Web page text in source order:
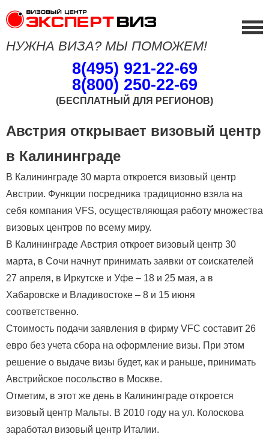
НУЖНА ВИЗА? МЫ ПОМОЖЕМ!
8(495) 921-22-69
8(800) 250-22-69
(БЕСПЛАТНЫЙ ДЛЯ РЕГИОНОВ)
Австрия открывает визовый центр
в Калининграде
В Калининграде 30 марта откроется визовый центр
Австрии. Функции посредника традиционно взяла на
себя компания VFS, осуществляющая работу множества
визовых центров по всему миру.
В Калининграде Австрия откроет визовый центр 30
марта, в Сочи начнут принимать заявки от соискателей
27 апреля, в Иркутске и Уфе – 18 и 25 мая, а в
Хабаровске и Владивостоке – 8 и 15 июня
соответственно.
Стоимость подачи заявления в фирму VFC составит 26
евро без учета сбора на оформление визы. При этом
решение о выдаче визы будет, как и раньше, принимать
Австрийское посольство в Москве.
Отметим, в этот же день в Калининграде откроется
визовый центр Мальты. В 2010 году на ул. Колоскова
заработал визовый центр Италии.